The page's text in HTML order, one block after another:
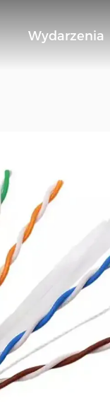
Wydarzenia